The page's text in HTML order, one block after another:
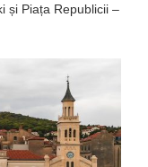
și Piața Republicii –